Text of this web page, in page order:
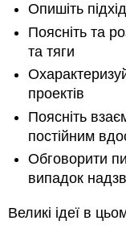
порядку:
поштовх
Модель
трохи
історії
6.3
Підхід
живого
порядку:
витягування
Опишіть
Поясніть та
та тяги
проектів
Поясніть
постійним
Обговорити
випадок
Великі ідеї в